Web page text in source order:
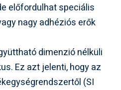
előfordulhat speciális
nagy adhéziós erők
dimenzió nélküli
Ez azt jelenti, hogy az
(SI